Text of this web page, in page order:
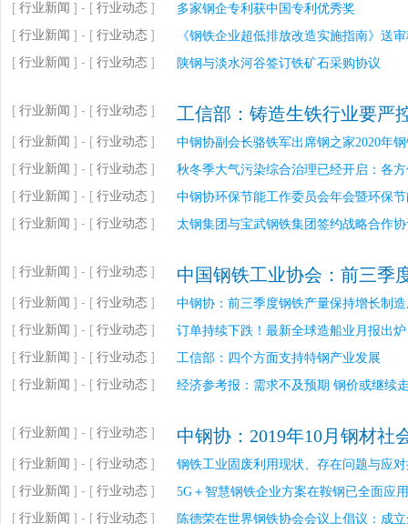
[ 行业新闻 ] - [ 行业动态 ] 多家钢企专利获中国专利优秀奖
[ 行业新闻 ] - [ 行业动态 ] 《钢铁企业超低排放改造实施指南》送
[ 行业新闻 ] - [ 行业动态 ] 陕钢与淡水河谷签订铁矿石采购协议
[ 行业新闻 ] - [ 行业动态 ] 工信部：铸造生铁行业要严
[ 行业新闻 ] - [ 行业动态 ] 中钢协副会长骆铁军出席钢之家2020年
[ 行业新闻 ] - [ 行业动态 ] 秋冬季大气污染综合治理已经开启：各
[ 行业新闻 ] - [ 行业动态 ] 中钢协环保节能工作委员会年会暨环保
[ 行业新闻 ] - [ 行业动态 ] 太钢集团与宝武钢铁集团签约战略合作
[ 行业新闻 ] - [ 行业动态 ] 中国钢铁工业协会：前三季
[ 行业新闻 ] - [ 行业动态 ] 中钢协：前三季度钢铁产量保持增长制
[ 行业新闻 ] - [ 行业动态 ] 订单持续下跌！最新全球造船业月报出炉
[ 行业新闻 ] - [ 行业动态 ] 工信部：四个方面支持特钢产业发展
[ 行业新闻 ] - [ 行业动态 ] 经济参考报：需求不及预期 钢价或继续
[ 行业新闻 ] - [ 行业动态 ] 中钢协：2019年10月钢材社
[ 行业新闻 ] - [ 行业动态 ] 钢铁工业固废利用现状、存在问题与应
[ 行业新闻 ] - [ 行业动态 ] 5G＋智慧钢铁企业方案在鞍钢已全面应用
[ 行业新闻 ] - [ 行业动态 ] 陈德荣在世界钢铁协会会议上倡议：成